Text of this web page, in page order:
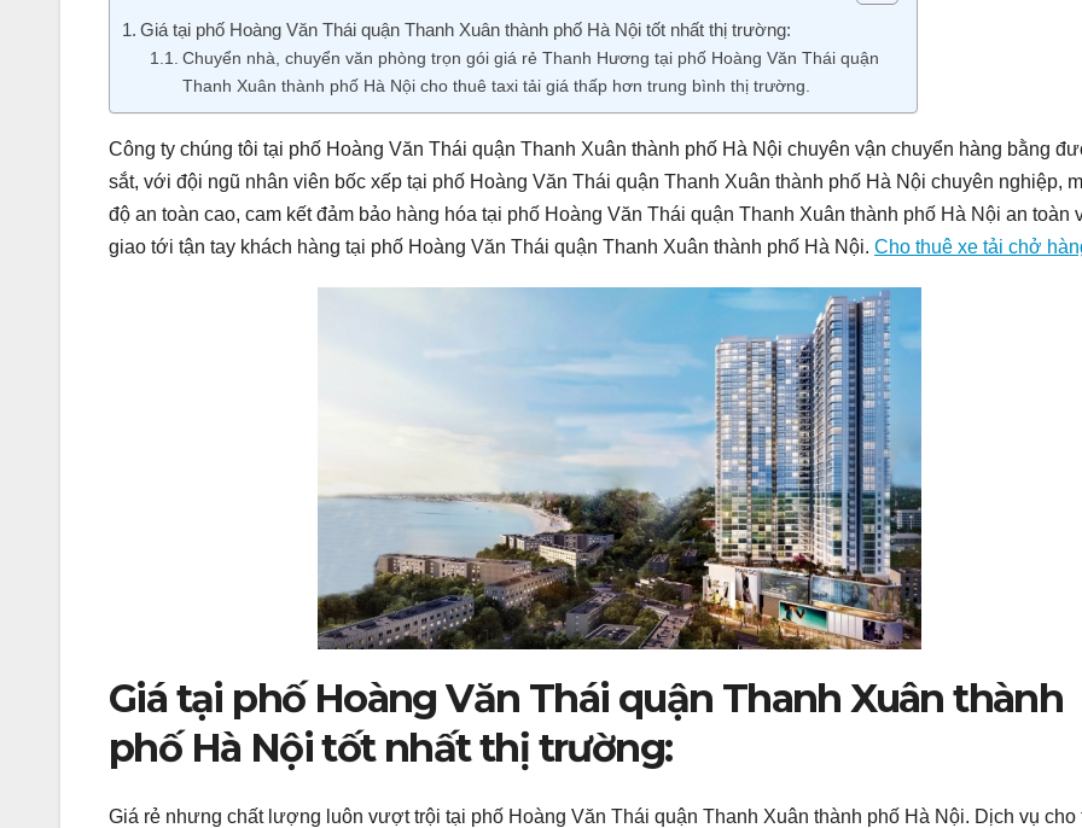
Giá tại phố Hoàng Văn Thái quận Thanh Xuân thành phố Hà Nội tốt nhất thị trường:
Chuyển nhà, chuyển văn phòng trọn gói giá rẻ Thanh Hương tại phố Hoàng Văn Thái quận
Thanh Xuân thành phố Hà Nội cho thuê taxi tải giá thấp hơn trung bình thị trường.
Công ty chúng tôi tại phố Hoàng Văn Thái quận Thanh Xuân thành phố Hà Nội chuyên vận chuyển hàng bằng
sắt, với đội ngũ nhân viên bốc xếp tại phố Hoàng Văn Thái quận Thanh Xuân thành phố Hà Nội chuyên nghiệp,
độ an toàn cao, cam kết đảm bảo hàng hóa tại phố Hoàng Văn Thái quận Thanh Xuân thành phố Hà Nội an toàn
giao tới tận tay khách hàng tại phố Hoàng Văn Thái quận Thanh Xuân thành phố Hà Nội. Cho thuê xe tải chở
Giá tại phố Hoàng Văn Thái quận Thanh Xuân thành
phố Hà Nội tốt nhất thị trường:
Giá rẻ nhưng chất lượng luôn vượt trội tại phố Hoàng Văn Thái quận Thanh Xuân thành phố Hà Nội. Dịch vụ cho